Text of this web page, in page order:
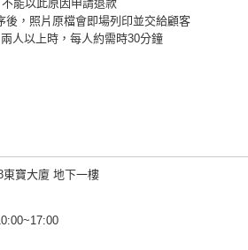
能以此原因申請退款
後，照片原檔會即場列印並交給顧客
人以上時，每人約需時30分鐘
東寶大廈 地下一樓